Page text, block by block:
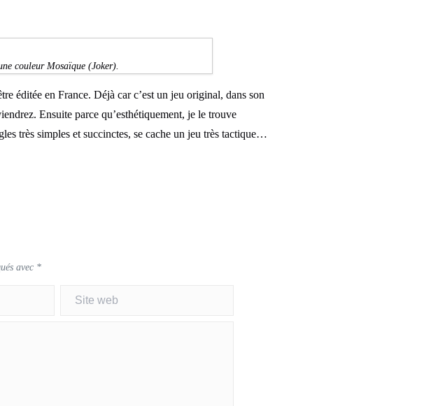
couleur Mosaïque (Joker).
éditée en France. Déjà car c’est un jeu original, dans son
Ensuite parce qu’esthétiquement, je le trouve
très simples et succinctes, se cache un jeu très tactique…
avec *